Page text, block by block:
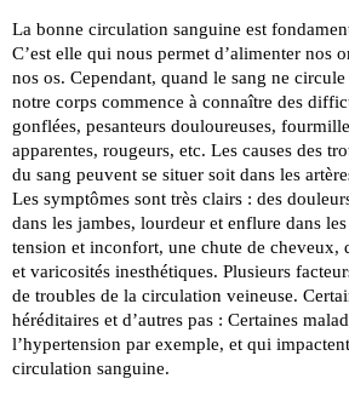
La bonne circulation sanguine est
C’est elle qui nous permet d’alimenter nos
nos os. Cependant, quand le sang ne
notre corps commence à connaître des
gonflées, pesanteurs douloureuses,
apparentes, rougeurs, etc. Les causes des
du sang peuvent se situer soit dans les
Les symptômes sont très clairs : des
dans les jambes, lourdeur et enflure dans
tension et inconfort, une chute de cheveux,
et varicosités inesthétiques. Plusieurs
de troubles de la circulation veineuse.
héréditaires et d’autres pas : Certaines
l’hypertension par exemple, et qui
circulation sanguine.